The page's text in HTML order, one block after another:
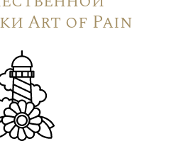
Art of Pain